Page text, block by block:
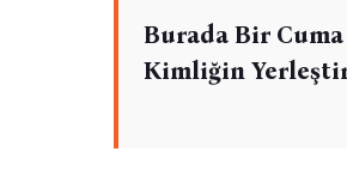
Burada Bir
Kimliğin